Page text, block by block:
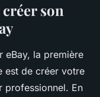
son
eBay, la première
est de créer votre
professionnel. En